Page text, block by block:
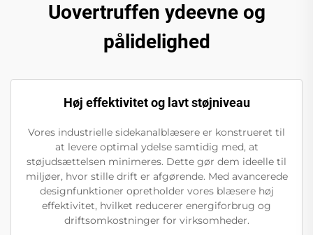
Uovertruffen ydeevne og
pålidelighed
Høj effektivitet og lavt støjniveau
Vores industrielle sidekanalblæsere er konstrueret til
at levere optimal ydelse samtidig med, at
støjudsættelsen minimeres. Dette gør dem ideelle til
miljøer, hvor stille drift er afgørende. Med avancerede
designfunktioner opretholder vores blæsere høj
effektivitet, hvilket reducerer energiforbrug og
driftsomkostninger for virksomheder.